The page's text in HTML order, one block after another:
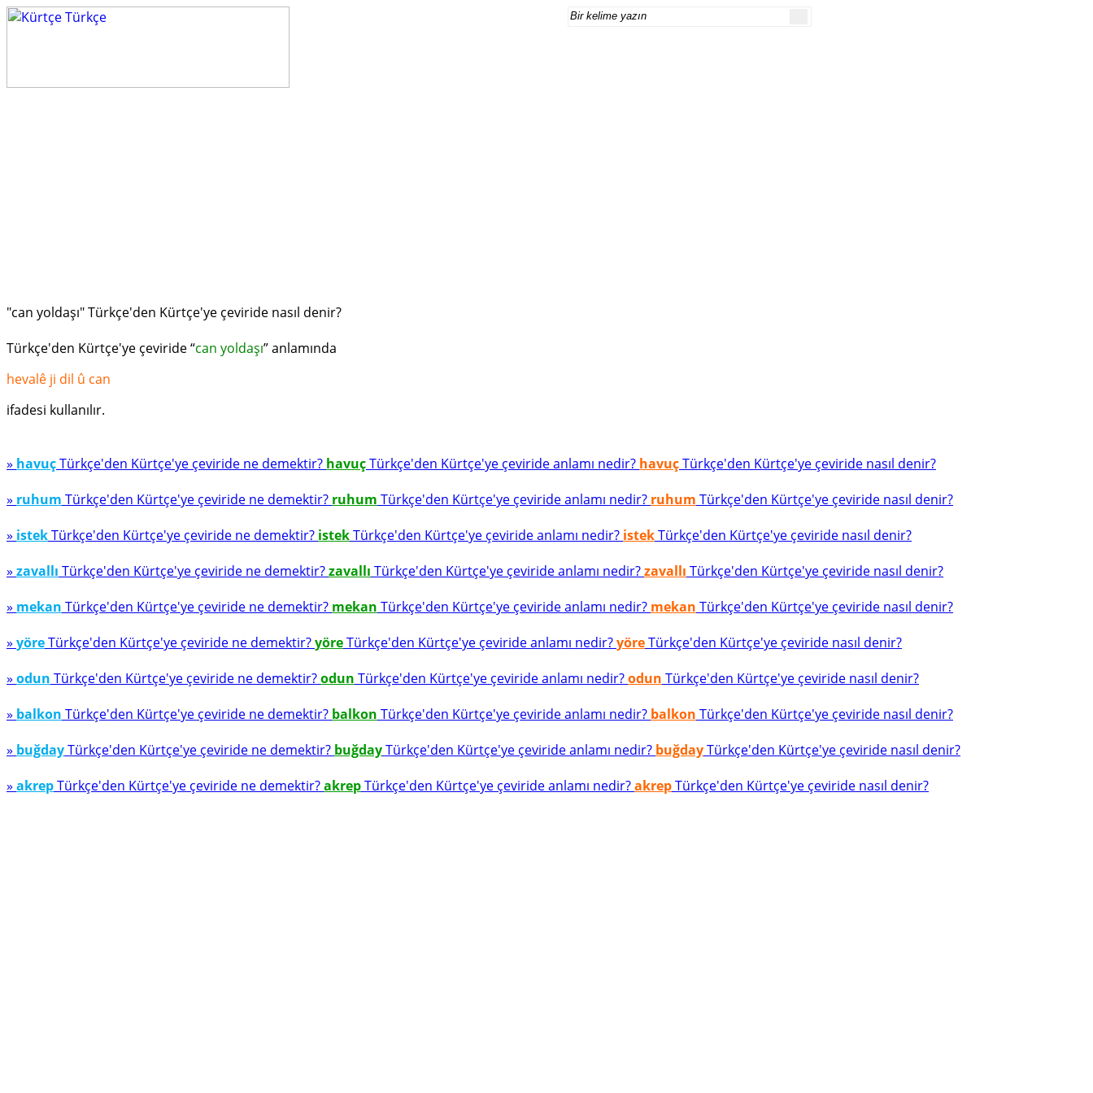
"can yoldaşı" Türkçe'den Kürtçe'ye çeviride nasıl denir?
Türkçe'den Kürtçe'ye çeviride “can yoldaşı” anlamında
hevalê ji dil û can
ifadesi kullanılır.
» havuçTürkçe'den Kürtçe'ye çeviride ne demektir? havuçTürkçe'den Kürtçe'ye çeviride anlamı nedir? havuçTürkçe'den Kürtçe'ye çeviride nasıl denir?
» ruhum Türkçe'den Kürtçe'ye çeviride ne demektir? ruhum Türkçe'den Kürtçe'ye çeviride anlamı nedir? ruhum Türkçe'den Kürtçe'ye çeviride nasıl denir?
» istekTürkçe'den Kürtçe'ye çeviride ne demektir? istekTürkçe'den Kürtçe'ye çeviride anlamı nedir? istekTürkçe'den Kürtçe'ye çeviride nasıl denir?
» zavallı Türkçe'den Kürtçe'ye çeviride ne demektir?zavallı Türkçe'den Kürtçe'ye çeviride anlamı nedir?zavallı Türkçe'den Kürtçe'ye çeviride nasıl denir?
» mekan Türkçe'den Kürtçe'ye çeviride ne demektir? mekan Türkçe'den Kürtçe'ye çeviride anlamı nedir? mekan Türkçe'den Kürtçe'ye çeviride nasıl denir?
» yöreTürkçe'den Kürtçe'ye çeviride ne demektir?yöreTürkçe'den Kürtçe'ye çeviride anlamı nedir?yöreTürkçe'den Kürtçe'ye çeviride nasıl denir?
» odun Türkçe'den Kürtçe'ye çeviride ne demektir?odun Türkçe'den Kürtçe'ye çeviride anlamı nedir?odun Türkçe'den Kürtçe'ye çeviride nasıl denir?
» balkon Türkçe'den Kürtçe'ye çeviride ne demektir? balkon Türkçe'den Kürtçe'ye çeviride anlamı nedir? balkon Türkçe'den Kürtçe'ye çeviride nasıl denir?
» buğdayTürkçe'den Kürtçe'ye çeviride ne demektir? buğdayTürkçe'den Kürtçe'ye çeviride anlamı nedir? buğdayTürkçe'den Kürtçe'ye çeviride nasıl denir?
» akrepTürkçe'den Kürtçe'ye çeviride ne demektir?akrepTürkçe'den Kürtçe'ye çeviride anlamı nedir?akrepTürkçe'den Kürtçe'ye çeviride nasıl denir?